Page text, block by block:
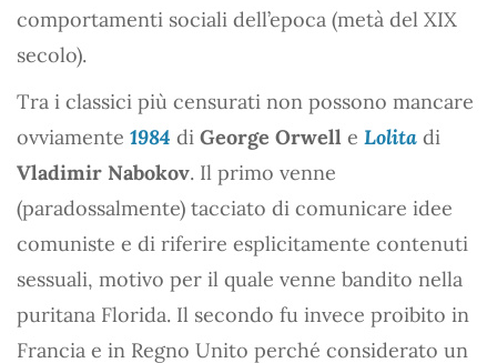
comportamenti sociali dell’epoca (metà del XIX
secolo).
Tra i classici più censurati non possono mancare
ovviamente 1984 di George Orwell e Lolita di
Vladimir Nabokov. Il primo venne
(paradossalmente) tacciato di comunicare idee
comuniste e di riferire esplicitamente contenuti
sessuali, motivo per il quale venne bandito nella
puritana Florida. Il secondo fu invece proibito in
Francia e in Regno Unito perché considerato un